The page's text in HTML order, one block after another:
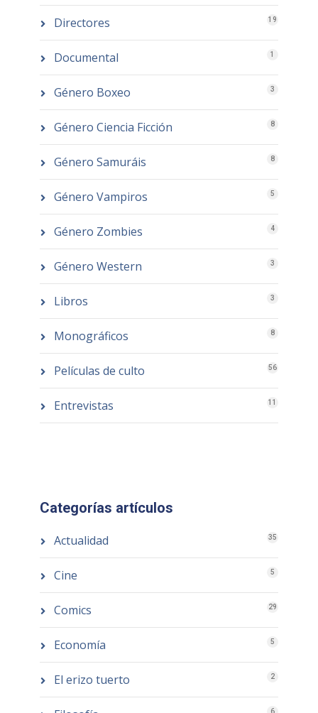
Directores 19
Documental 1
Género Boxeo 3
Género Ciencia Ficción 8
Género Samuráis 8
Género Vampiros 5
Género Zombies 4
Género Western 3
Libros 3
Monográficos 8
Películas de culto 56
Entrevistas 11
Categorías artículos
Actualidad 35
Cine 5
Comics 29
Economía 5
El erizo tuerto 2